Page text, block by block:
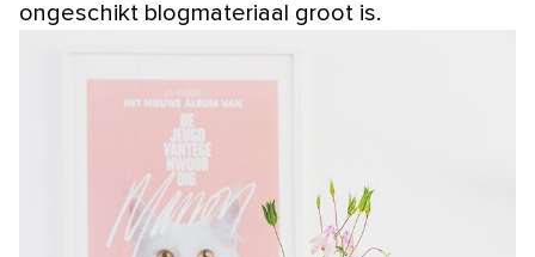
ongeschikt blogmateriaal groot is.